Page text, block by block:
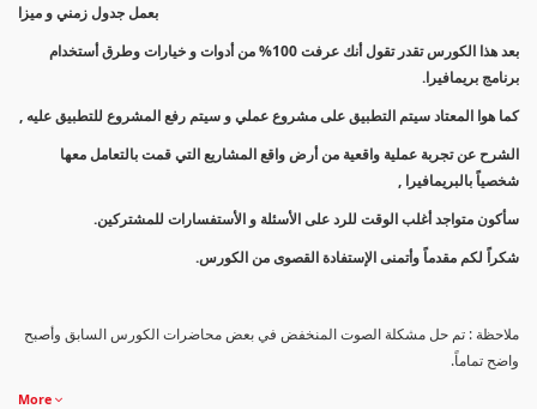
بعمل جدول زمني و ميزا
بعد هذا الكورس تقدر تقول أنك عرفت 100% من أدوات و خيارات وطرق أستخدام
برنامج بريمافيرا.
كما هوا المعتاد سيتم التطبيق على مشروع عملي و سيتم رفع المشروع للتطبيق عليه ,
الشرح عن تجربة عملية واقعية من أرض واقع المشاريع التي قمت بالتعامل معها
شخصياً بالبريمافيرا ,
سأكون متواجد أغلب الوقت للرد على الأسئلة و الأستفسارات للمشتركين.
شكراً لكم مقدماً وأتمنى الإستفادة القصوى من الكورس.
ملاحظة : تم حل مشكلة الصوت المنخفض في بعض محاضرات الكورس السابق وأصبح
واضح تماماً.
More